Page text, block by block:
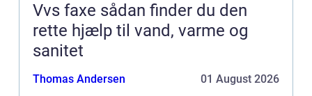
Vvs faxe sådan finder du den
rette hjælp til vand, varme og
sanitet
Thomas Andersen 01 August 2026